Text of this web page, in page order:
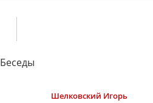
Беседы
Шелковский Игорь